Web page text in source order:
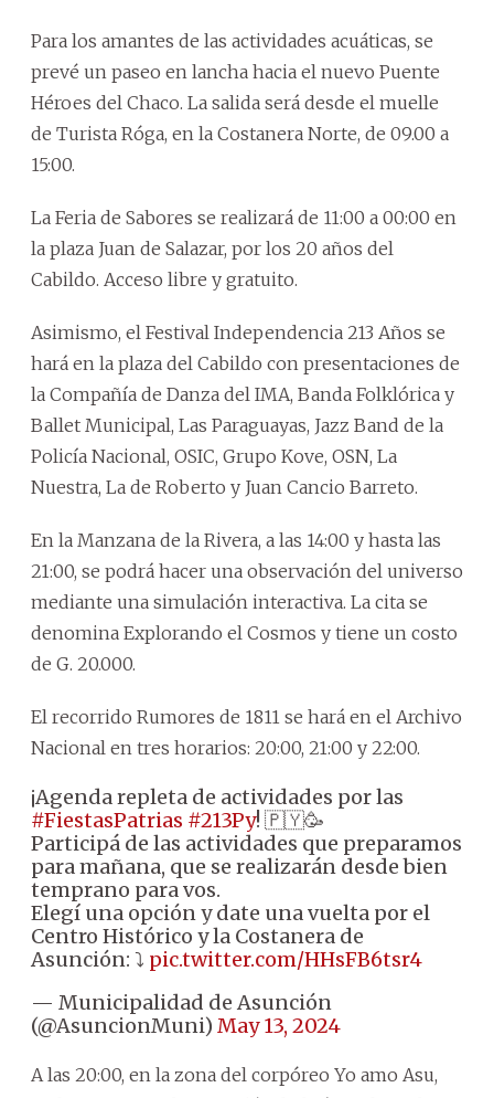
Para los amantes de las actividades acuáticas, se
prevé un paseo en lancha hacia el nuevo Puente
Héroes del Chaco. La salida será desde el muelle
de Turista Róga, en la Costanera Norte, de 09.00 a
15:00.
La Feria de Sabores se realizará de 11:00 a 00:00 en
la plaza Juan de Salazar, por los 20 años del
Cabildo. Acceso libre y gratuito.
Asimismo, el Festival Independencia 213 Años se
hará en la plaza del Cabildo con presentaciones de
la Compañía de Danza del IMA, Banda Folklórica y
Ballet Municipal, Las Paraguayas, Jazz Band de la
Policía Nacional, OSIC, Grupo Kove, OSN, La
Nuestra, La de Roberto y Juan Cancio Barreto.
En la Manzana de la Rivera, a las 14:00 y hasta las
21:00, se podrá hacer una observación del universo
mediante una simulación interactiva. La cita se
denomina Explorando el Cosmos y tiene un costo
de G. 20.000.
El recorrido Rumores de 1811 se hará en el Archivo
Nacional en tres horarios: 20:00, 21:00 y 22:00.
¡Agenda repleta de actividades por las
#FiestasPatrias #213Py! 🇵🇾🥳
Participá de las actividades que preparamos
para mañana, que se realizarán desde bien
temprano para vos.
Elegí una opción y date una vuelta por el
Centro Histórico y la Costanera de
Asunción: ⤵️ pic.twitter.com/HHsFB6tsr4
— Municipalidad de Asunción
(@AsuncionMuni) May 13, 2024
A las 20:00, en la zona del corpóreo Yo amo Asu,